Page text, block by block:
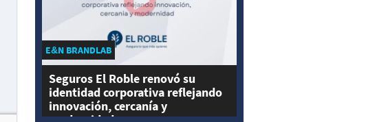
E&N BRANDLAB
Seguros El Roble renovó su
identidad corporativa reflejando
innovación, cercanía y